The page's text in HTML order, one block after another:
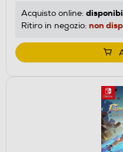
Acquisto online:
Ritiro in negozio: non